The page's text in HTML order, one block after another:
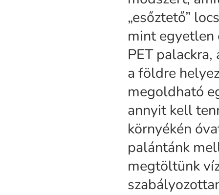
„esőztető”
mint
PET
a földre
megoldható
annyit kell
környékén
palántánk
megtöltünk